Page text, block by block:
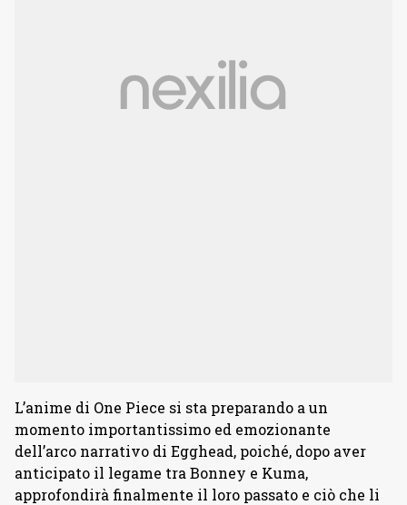
L’anime di One Piece si sta preparando a un
momento importantissimo ed emozionante
dell’arco narrativo di Egghead, poiché, dopo aver
anticipato il legame tra Bonney e Kuma,
approfondirà finalmente il loro passato e ciò che li